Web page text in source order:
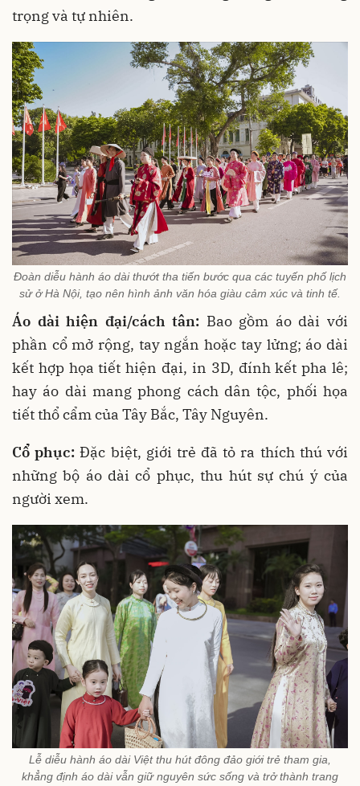
trọng và tự nhiên.
Đoàn diễu hành áo dài thướt tha tiến bước qua các tuyến phố lịch
sử ở Hà Nội, tạo nên hình ảnh văn hóa giàu cảm xúc và tinh tế.
Áo dài hiện đại/cách tân: Bao gồm áo dài với
phần cổ mở rộng, tay ngắn hoặc tay lửng; áo dài
kết hợp họa tiết hiện đại, in 3D, đính kết pha lê;
hay áo dài mang phong cách dân tộc, phối họa
tiết thổ cẩm của Tây Bắc, Tây Nguyên.
Cổ phục: Đặc biệt, giới trẻ đã tỏ ra thích thú với
những bộ áo dài cổ phục, thu hút sự chú ý của
người xem.
Lễ diễu hành áo dài Việt thu hút đông đảo giới trẻ tham gia,
khẳng định áo dài vẫn giữ nguyên sức sống và trở thành trang